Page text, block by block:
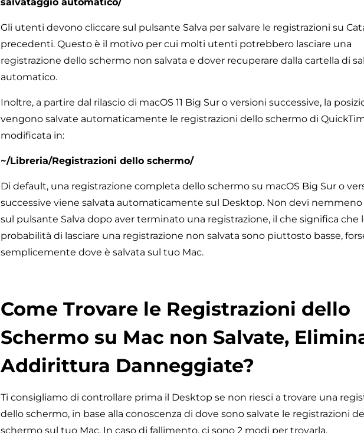
Gli utenti devono cliccare sul pulsante Salva per salvare le registrazioni su
precedenti. Questo è il motivo per cui molti utenti potrebbero lasciare una
registrazione dello schermo non salvata e dover recuperare dalla cartella di
automatico.
Inoltre, a partire dal rilascio di macOS 11 Big Sur o versioni successive, la
vengono salvate automaticamente le registrazioni dello schermo di
modificata in:
~/Libreria/Registrazioni dello schermo/
Di default, una registrazione completa dello schermo su macOS Big Sur o
successive viene salvata automaticamente sul Desktop. Non devi nemmeno
sul pulsante Salva dopo aver terminato una registrazione, il che significa che
probabilità di lasciare una registrazione non salvata sono piuttosto basse,
semplicemente dove è salvata sul tuo Mac.
Come Trovare le Registrazioni dello
Schermo su Mac non Salvate,
Addirittura Danneggiate?
Ti consigliamo di controllare prima il Desktop se non riesci a trovare una
dello schermo, in base alla conoscenza di dove sono salvate le registrazioni
schermo sul tuo Mac. In caso di fallimento, ci sono 2 modi per trovarla.